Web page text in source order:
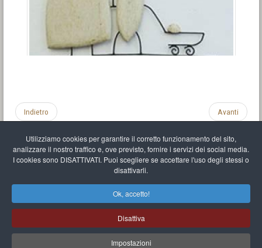
Utilizziamo cookies per garantire il corretto funzionamento del sito,
analizzare il nostro traffico e, ove previsto, fornire i servizi dei social media.
I cookies sono DISATTIVATI. Puoi scegliere se accettare l'uso degli stessi o
disattivarli.
Ok, accetto!
Disattiva
Impostazioni
Indietro Avanti
Mappa del sito
Mr Balthasar Brennenstuhl
Artista scultore e pittore
Quai Séverine Résidence Navy Club / 17 83430 Saint-Mandrier-sur-Mer,Provence-
Alpes-Côte d'Azur-France